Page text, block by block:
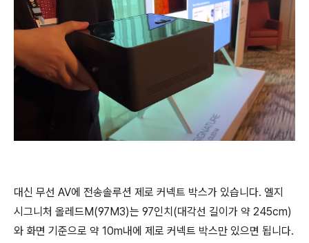
대신 무선 AV에 전송솔루션 제로 커넥트 박스가 있습니다. 엘지
시그니처 올레드M(97M3)는 97인치(대각선 길이가 약 245cm)
와 화면 기준으로 약 10m내에 제로 커넥트 박스만 있으면 됩니다.